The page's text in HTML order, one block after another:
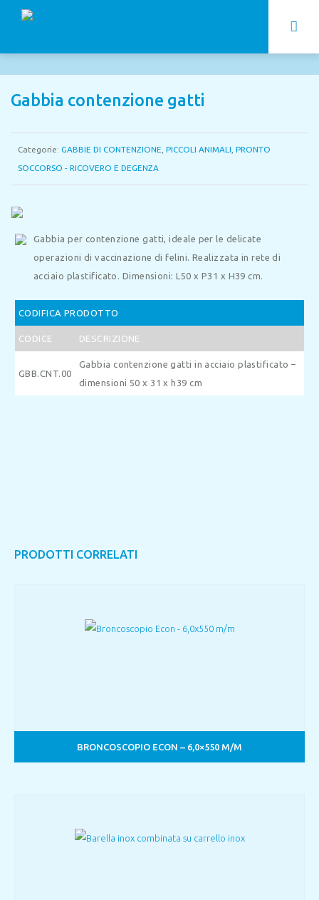
Gabbia contenzione gatti
Categorie: GABBIE DI CONTENZIONE PICCOLI ANIMALI PRONTO
SOCCORSO - RICOVERO E DEGENZA
Gabbia per contenzione gatti, ideale per le delicate
operazioni di vaccinazione di felini. Realizzata in rete di
acciaio plastificato.
Dimensioni: L50 x P31 x H39 cm.
CODIFICA PRODOTTO
CODICE DESCRIZIONE
GBB.CNT.00
Gabbia contenzione gatti in acciaio plastificato –
dimensioni 50 x 31 x h39 cm
PRODOTTI CORRELATI
BRONCOSCOPIO ECON – 6,0×550 M/M